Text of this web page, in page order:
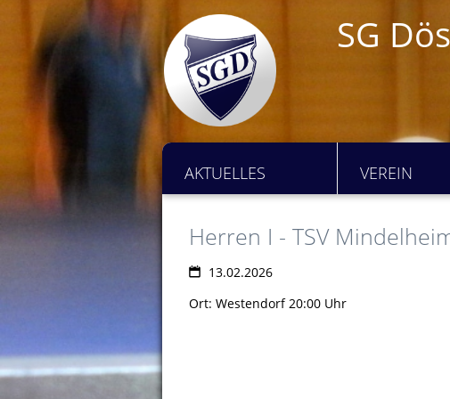
SG
AKTUELLES VEREIN
Herren I - TSV
13.02.2026
Ort: Westendorf 20:00 Uhr